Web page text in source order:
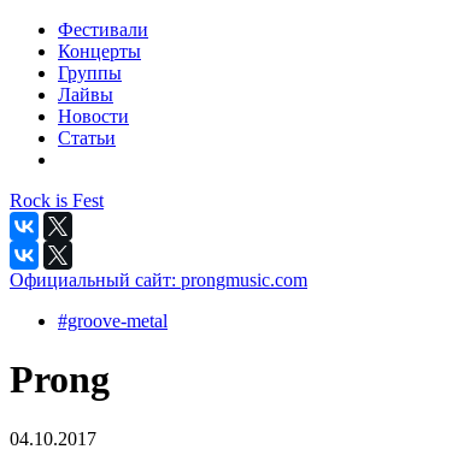
Фестивали
Концерты
Группы
Лайвы
Новости
Статьи
Rock is Fest
Официальный сайт: prongmusic.com
#groove-metal
Prong
04.10.2017